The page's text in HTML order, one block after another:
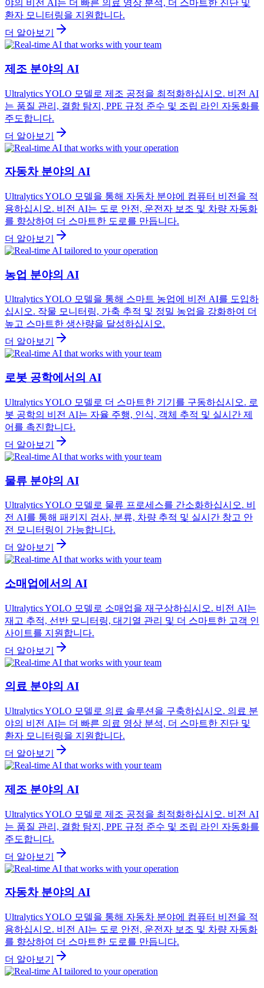
야의 비전 AI는 더 빠른 의료 영상 분석, 더 스마트한 진단 및
환자 모니터링을 지원합니다.
더 알아보기
제조 분야의 AI
Ultralytics YOLO 모델로 제조 공정을 최적화하십시오. 비전 AI
는 품질 관리, 결함 탐지, PPE 규정 준수 및 조립 라인 자동화를
주도합니다.
더 알아보기
자동차 분야의 AI
Ultralytics YOLO 모델을 통해 자동차 분야에 컴퓨터 비전을 적
용하십시오. 비전 AI는 도로 안전, 운전자 보조 및 차량 자동화
를 향상하여 더 스마트한 도로를 만듭니다.
더 알아보기
농업 분야의 AI
Ultralytics YOLO 모델을 통해 스마트 농업에 비전 AI를 도입하
십시오. 작물 모니터링, 가축 추적 및 정밀 농업을 강화하여 더
높고 스마트한 생산량을 달성하십시오.
더 알아보기
로봇 공학에서의 AI
Ultralytics YOLO 모델로 더 스마트한 기기를 구동하십시오. 로
봇 공학의 비전 AI는 자율 주행, 인식, 객체 추적 및 실시간 제
어를 촉진합니다.
더 알아보기
물류 분야의 AI
Ultralytics YOLO 모델로 물류 프로세스를 간소화하십시오. 비
전 AI를 통해 패키지 검사, 분류, 차량 추적 및 실시간 창고 안
전 모니터링이 가능합니다.
더 알아보기
소매업에서의 AI
Ultralytics YOLO 모델로 소매업을 재구상하십시오. 비전 AI는
재고 추적, 선반 모니터링, 대기열 관리 및 더 스마트한 고객 인
사이트를 지원합니다.
더 알아보기
의료 분야의 AI
Ultralytics YOLO 모델로 의료 솔루션을 구축하십시오. 의료 분
야의 비전 AI는 더 빠른 의료 영상 분석, 더 스마트한 진단 및
환자 모니터링을 지원합니다.
더 알아보기
제조 분야의 AI
Ultralytics YOLO 모델로 제조 공정을 최적화하십시오. 비전 AI
는 품질 관리, 결함 탐지, PPE 규정 준수 및 조립 라인 자동화를
주도합니다.
더 알아보기
자동차 분야의 AI
Ultralytics YOLO 모델을 통해 자동차 분야에 컴퓨터 비전을 적
용하십시오. 비전 AI는 도로 안전, 운전자 보조 및 차량 자동화
를 향상하여 더 스마트한 도로를 만듭니다.
더 알아보기